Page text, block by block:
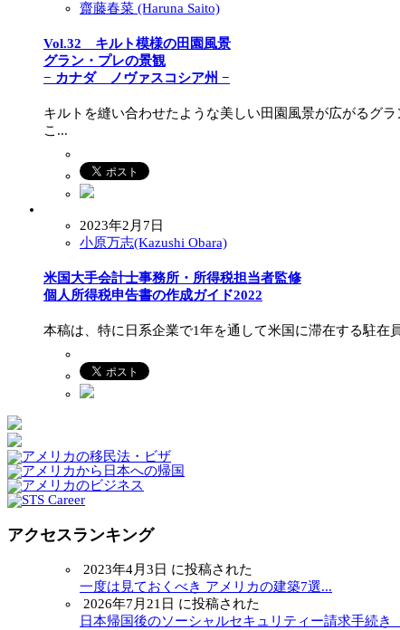
齋藤春菜 (Haruna Saito)
Vol.32 キルト模様の田園風景
グラン・プレの景観
− カナダ ノヴァスコシア州 −
キルトを縫い合わせたような美しい田園風景が広がるグ
こ...
2023年2月7日
小原万志(Kazushi Obara)
米国大手会計士事務所・所得税担当者監修
個人所得税申告書の作成ガイド2022
本稿は、特に日系企業で1年を通して米国に滞在する駐在
アクセスランキング
2023年4月3日 に投稿された
一度は見ておくべき アメリカの建築7選...
2026年7月21日 に投稿された
日本帰国後のソーシャルセキュリティー請求手続